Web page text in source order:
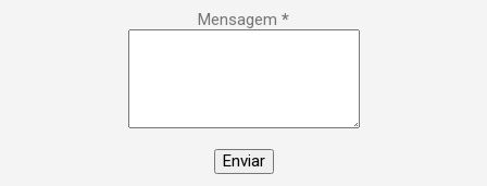
acima de tudo, extraordinária. Esse é o seu
#DiaInternacionalDaMulher
#EmpoderamentoFeminino
#MulheresPoderosas #VocêÉUmaDeusa
Mensagem *